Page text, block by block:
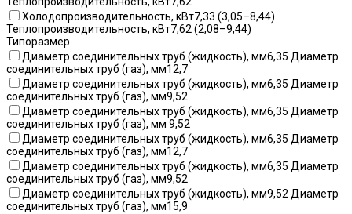
Холодопроизводительность, кВт7,33 (3,05–8,44)
Теплопроизводительность, кВт7,62 (2,08–9,44)
Типоразмер
Диаметр соединительных труб (жидкость), мм6,35 Диаметр
соединительных труб (газ), мм12,7
Диаметр соединительных труб (жидкость), мм6,35 Диаметр
соединительных труб (газ), мм9,52
Диаметр соединительных труб (жидкость), мм6,35 Диаметр
соединительных труб (газ), мм 9,52
Диаметр соединительных труб (жидкость), мм6,35 Диаметр
соединительных труб (газ), мм12,7
Диаметр соединительных труб (жидкость), мм6,35 Диаметр
соединительных труб (газ), мм9,52
Диаметр соединительных труб (жидкость), мм9,52 Диаметр
соединительных труб (газ), мм15,9